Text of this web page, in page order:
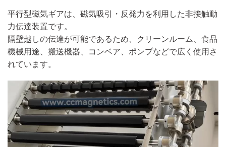
平行型磁気ギアは、磁気吸引・反発力を利用した非接触動
力伝達装置です。
隔壁越しの伝達が可能であるため、クリーンルーム、食品
機械用途、搬送機器、コンベア、ポンプなどで広く使用さ
れています。